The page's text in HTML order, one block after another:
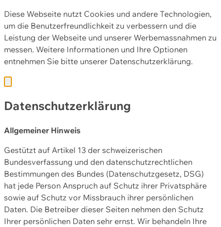
Diese Webseite nutzt Cookies und andere Technologien,
um die Benutzerfreundlichkeit zu verbessern und die
Leistung der Webseite und unserer Werbemassnahmen zu
messen. Weitere Informationen und Ihre Optionen
entnehmen Sie bitte unserer Datenschutzerklärung.
Datenschutzerklärung
Allgemeiner Hinweis
Gestützt auf Artikel 13 der schweizerischen
Bundesverfassung und den datenschutzrechtlichen
Bestimmungen des Bundes (Datenschutzgesetz, DSG)
hat jede Person Anspruch auf Schutz ihrer Privatsphäre
sowie auf Schutz vor Missbrauch ihrer persönlichen
Daten. Die Betreiber dieser Seiten nehmen den Schutz
Ihrer persönlichen Daten sehr ernst. Wir behandeln Ihre